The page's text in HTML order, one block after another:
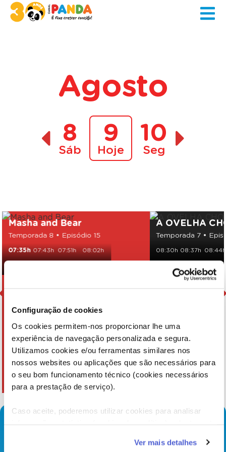
Configuração de cookies
Os cookies permitem-nos proporcionar lhe uma
experiência de navegação personalizada e segura.
Utilizamos cookies e/ou ferramentas similares nos
nossos websites ou aplicações que são necessários para
o seu bom funcionamento técnico (cookies necessários
para a prestação de serviço).
Caso aceite, poderemos utilizar cookies para analisar
funcionalidades (cookies de personalização e
Ver mais detalhes
Agosto
8
Sáb
9
Hoje
10
Seg
Masha and Bear
Temporada 8 • Episódio 15
07:35h 07:43h 07:51h
08:02h
08:10h 08:18h 09:55h
A OVELHA
Temporada 7 •
08:30h 08:37h 08:44h